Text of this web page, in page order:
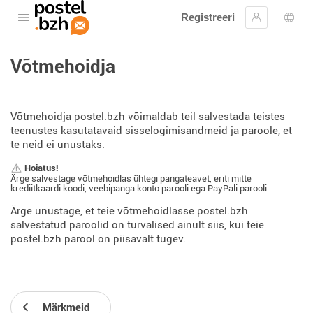
Avage menüü
Registreeri
Logi sisse
Võtmehoidja
Võtmehoidja postel.bzh võimaldab teil salvestada teistes
teenustes kasutatavaid sisselogimisandmeid ja paroole, et
te neid ei unustaks.
Hoiatus!
Ärge salvestage võtmehoidlas ühtegi pangateavet, eriti mitte
krediitkaardi koodi, veebipanga konto parooli ega PayPali parooli.
Ärge unustage, et teie võtmehoidlasse postel.bzh
salvestatud paroolid on turvalised ainult siis, kui teie
postel.bzh parool on piisavalt tugev.
Märkmeid